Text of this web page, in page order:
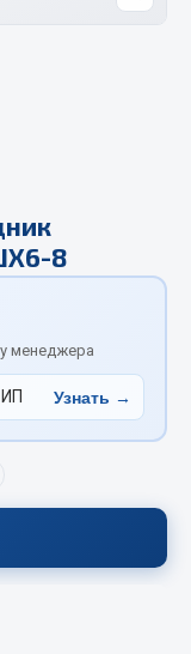
8
менеджера
Узнать →